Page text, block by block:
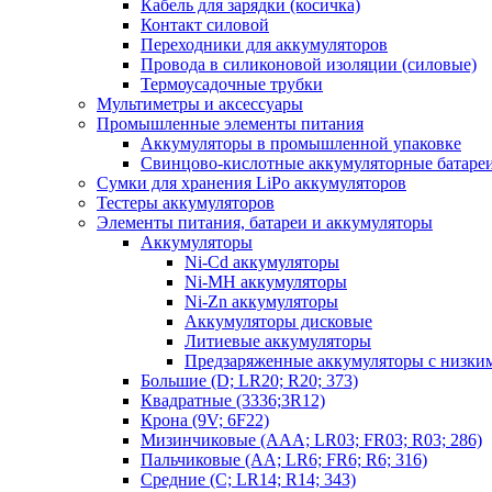
Кабель для зарядки (косичка)
Контакт силовой
Переходники для аккумуляторов
Провода в силиконовой изоляции (силовые)
Термоусадочные трубки
Мультиметры и аксессуары
Промышленные элементы питания
Аккумуляторы в промышленной упаковке
Свинцово-кислотные аккумуляторные
Сумки для хранения LiPo аккумуляторов
Тестеры аккумуляторов
Элементы питания, батареи и аккумуляторы
Аккумуляторы
Ni-Cd аккумуляторы
Ni-MH аккумуляторы
Ni-Zn аккумуляторы
Аккумуляторы дисковые
Литиевые аккумуляторы
Предзаряженные аккумуляторы с
Большие (D; LR20; R20; 373)
Квадратные (3336;3R12)
Крона (9V; 6F22)
Мизинчиковые (AAA; LR03; FR03; R03; 286)
Пальчиковые (AA; LR6; FR6; R6; 316)
Средние (C; LR14; R14; 343)